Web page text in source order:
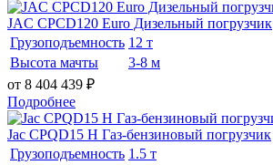
JAC CPCD120 Euro Дизельный погрузчик
Грузоподъемность 12 т
Высота мачты
3-8 м
от 8 404 439 ₽
Подробнее
Jac CPQD15 H Газ-бензиновый погрузчик
Грузоподъемность 1.5 т